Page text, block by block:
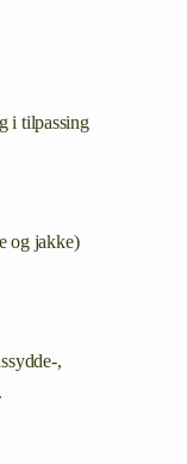
i tilpassing
og jakke)
,